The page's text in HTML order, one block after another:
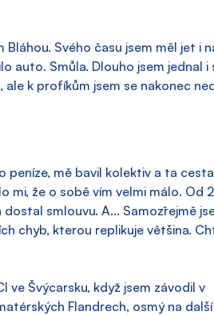
Svého času jsem měl jet i
auto. Smůla. Dlouho jsem jednal i
k profíkům jsem se nakonec
peníze, mě bavil kolektiv a ta
mi, že o sobě vím velmi málo. Od
smlouvu. A... Samozřejmě
chyb, kterou replikuje většina.
ve Švýcarsku, když jsem závodil v
Flandrech, osmý na další